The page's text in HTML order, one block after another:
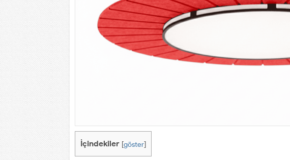
İçindekiler [göster]